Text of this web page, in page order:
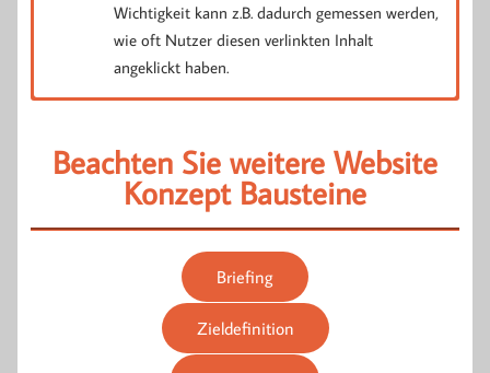
Wichtigkeit kann z.B. dadurch gemessen werden,
wie oft Nutzer diesen verlinkten Inhalt
angeklickt haben.
Den Plan der künftigen Website skizzieren wir anhand einer
schematischen Darstellung. Hier wird über Platzierung von
Elementen, Features, Conversion Bereiche und Navigation der
Website entschieden. Es gibt mehrere Gründe für den Einsatz
von Wireframes, bevor es um das eigentliche Design der
Sind die Wireframes finalisiert, kann die „Schminke“
draufgelegt werden. Mögliche Vorgaben, was Farben oder CI-
Elemente angeht, werden dabei natürlich berücksichtigt. Auch
in Bezug auf das Design ist es sinnvoll, erst mit einigen
wenigen Seitentypen zu beginnen und nach Abstimmung das
Design dann auf die übrigen Templates zu übertragen. Dies
reduziert Einarbeitungszeit von Feedback/Änderungswünschen
Beachten Sie weitere Website
Konzept Bausteine
Briefing
Zieldefinition